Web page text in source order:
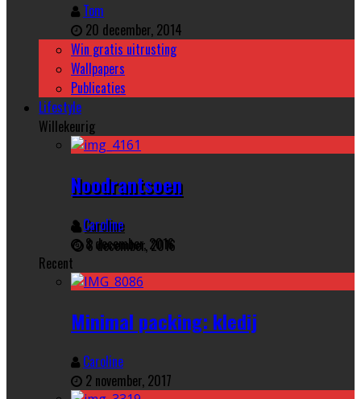
Tom
20 december, 2014
Win gratis uitrusting
Wallpapers
Publicaties
Lifestyle
Willekeurig
Noodrantsoen
Caroline
8 december, 2016
Recent
Minimal packing: kledij
Caroline
2 november, 2017